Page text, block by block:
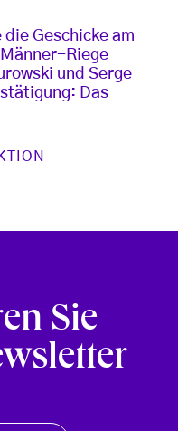
Geschicke am
Riege
und Serge
Das
Sie